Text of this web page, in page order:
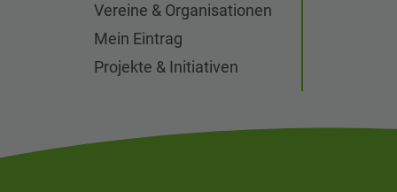
Vereine & Organisationen
Mein Eintrag
Projekte & Initiativen